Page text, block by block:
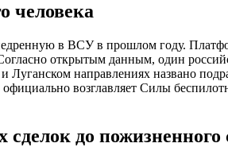
человека
в ВСУ в прошлом году.
открытым данным, один
Луганском направлениях названо
возглавляет Силы
до пожизненного